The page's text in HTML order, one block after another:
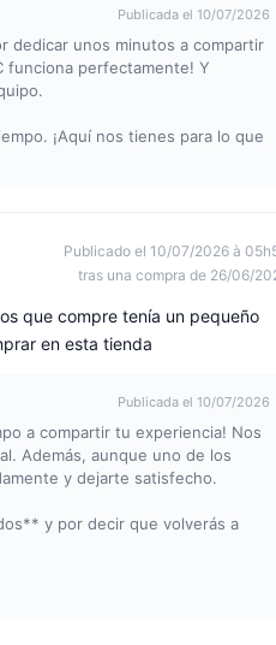
Publicada el 10/07/2026
dedicar unos minutos a compartir
funciona perfectamente! Y
¡Aquí nos tienes para lo que
Publicado el 10/07/2026 à
tras una compra de 26/06/
que compre tenía un pequeño
en esta tienda
Publicada el 10/07/2026
a compartir tu experiencia! Nos
Además, aunque uno de los
y dejarte satisfecho.
y por decir que volverás a